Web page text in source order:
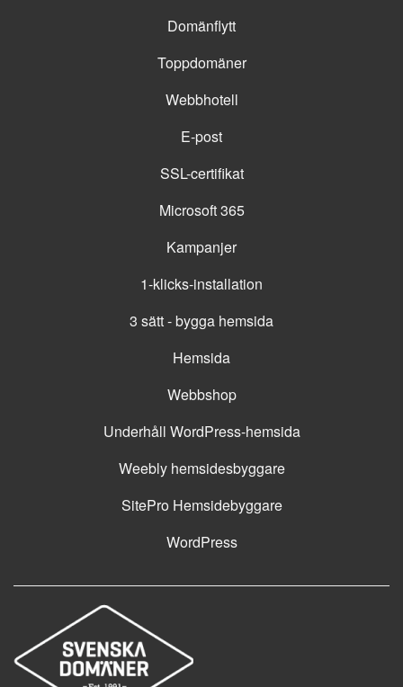
Domänflytt
Toppdomäner
Webbhotell
E-post
SSL-certifikat
Microsoft 365
Kampanjer
1-klicks-installation
3 sätt - bygga hemsida
Hemsida
Webbshop
Underhåll WordPress-hemsida
Weebly hemsidesbyggare
SitePro Hemsidebyggare
WordPress